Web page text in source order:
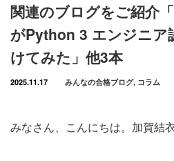
関連のブログをご紹介
がPython 3 エンジニア
けてみた」他3本
2025.11.17 みんなの合格ブログ, コラム
みなさん、こんにちは。加賀結衣